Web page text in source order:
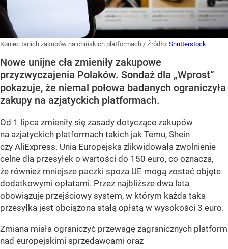
Koniec tanich zakupów na chińskich platformach / Źródło: Shutterstock
Nowe unijne cła zmieniły zakupowe
przyzwyczajenia Polaków. Sondaż dla „Wprost”
pokazuje, że niemal połowa badanych ograniczyła
zakupy na azjatyckich platformach.
Od 1 lipca zmieniły się zasady dotyczące zakupów
na azjatyckich platformach takich jak Temu, Shein
czy AliExpress. Unia Europejska zlikwidowała zwolnienie
celne dla przesyłek o wartości do 150 euro, co oznacza,
że również mniejsze paczki spoza UE mogą zostać objęte
dodatkowymi opłatami. Przez najbliższe dwa lata
obowiązuje przejściowy system, w którym każda taka
przesyłka jest obciążona stałą opłatą w wysokości 3 euro.
Zmiana miała ograniczyć przewagę zagranicznych platform
nad europejskimi sprzedawcami oraz